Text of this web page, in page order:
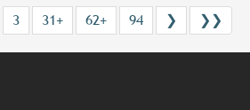
3 31+ 62+ 94 ❯ ❯❯